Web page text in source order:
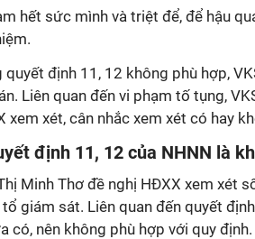
hết sức mình và triệt để, để hậu
quyết định 11, 12 không phù hợp,
Liên quan đến vi phạm tố tụng,
xem xét, cân nhắc xem xét có hay
định 11, 12 của NHNN là
Minh Thơ đề nghị HĐXX xem xét
tổ giám sát. Liên quan đến quyết
có, nên không phù hợp với quy định.